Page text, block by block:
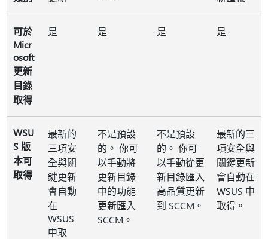
可於
Micr
osoft
更新
目錄
取得
是 是 是 是
WSU
S 版
本可
取得
最新的
三項安
全與關
鍵更新
會自動
在
WSUS
中取
不是預設
的。 你可
以手動將
更新目錄
中的功能
更新匯入
SCCM。
不是預設
的。 你可
以手動從更
新目錄匯入
高品質更新
到 SCCM。
最新的三
項安全與
關鍵更新
會自動在
WSUS 中
取得。